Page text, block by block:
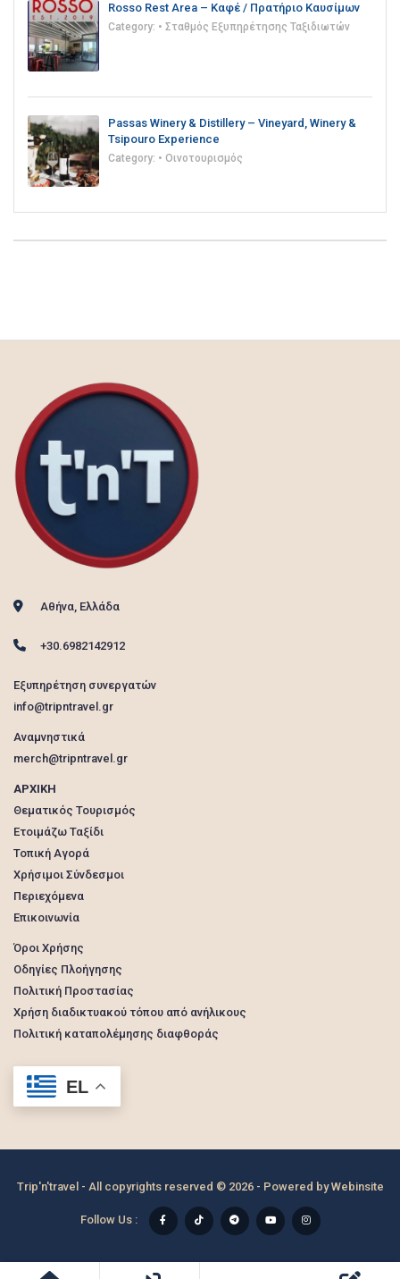
Rosso Rest Area – Καφέ / Πρατήριο Καυσίμων
Category: • Σταθμός Εξυπηρέτησης Ταξιδιωτών
Passas Winery & Distillery – Vineyard, Winery &
Tsipouro Experience
Category: • Οινοτουρισμός
Αθήνα, Ελλάδα
+30.6982142912
Εξυπηρέτηση συνεργατών
info@tripntravel.gr
Αναμνηστικά
merch@tripntravel.gr
ΑΡΧΙΚΗ
Θεματικός Τουρισμός
Ετοιμάζω Ταξίδι
Τοπική Αγορά
Χρήσιμοι Σύνδεσμοι
Περιεχόμενα
Επικοινωνία
Όροι Χρήσης
Οδηγίες Πλοήγησης
Πολιτική Προστασίας
Χρήση διαδικτυακού τόπου από ανήλικους
Πολιτική καταπολέμησης διαφθοράς
EL
Trip'n'travel - All copyrights reserved © 2026 - Powered byWebinsite
Follow Us :